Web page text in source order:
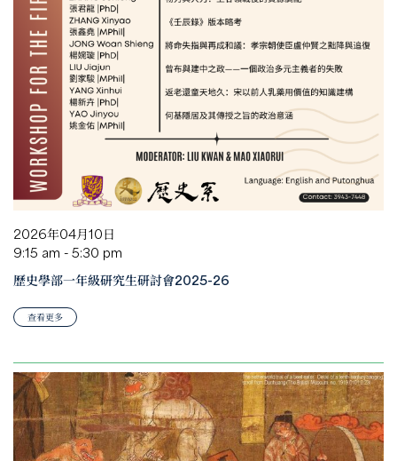
2026年04月10日
9:15 am - 5:30 pm
歷史學部一年級研究生研討會2025-26
查看更多